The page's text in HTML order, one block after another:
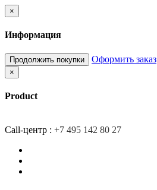
×
Информация
Продолжить покупки Оформить заказ
×
Product
Call-центр : +7 495 142 80 27